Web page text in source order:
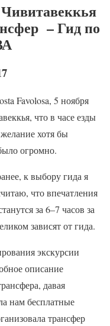
– Гид по
Favolosa, 5 ноября
что в часе езды
хотя бы
огромно.
к выбору гида я
что впечатления
за 6–7 часов за
зависят от гида.
экскурсии
описание
давая
нам бесплатные
трансфер